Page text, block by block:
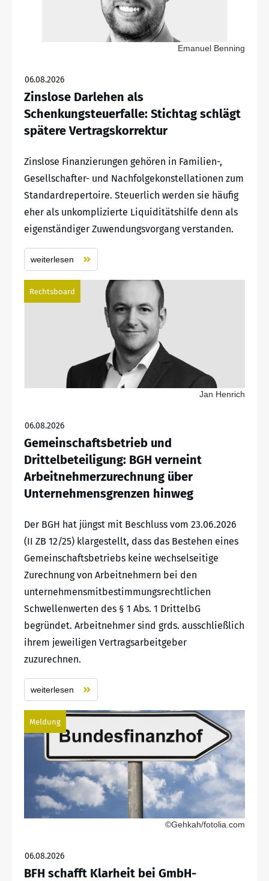
Emanuel Benning
06.08.2026
Zinslose Darlehen als
Schenkungsteuerfalle: Stichtag schlägt
spätere Vertragskorrektur
Zinslose Finanzierungen gehören in Familien-,
Gesellschafter- und Nachfolgekonstellationen zum
Standardrepertoire. Steuerlich werden sie häufig
eher als unkomplizierte Liquiditätshilfe denn als
eigenständiger Zuwendungsvorgang verstanden.
weiterlesen
Rechtsboard
Jan Henrich
06.08.2026
Gemeinschaftsbetrieb und
Drittelbeteiligung: BGH verneint
Arbeitnehmerzurechnung über
Unternehmensgrenzen hinweg
Der BGH hat jüngst mit Beschluss vom 23.06.2026
(II ZB 12/25) klargestellt, dass das Bestehen eines
Gemeinschaftsbetriebs keine wechselseitige
Zurechnung von Arbeitnehmern bei den
unternehmensmitbestimmungsrechtlichen
Schwellenwerten des § 1 Abs. 1 DrittelbG
begründet. Arbeitnehmer sind grds. ausschließlich
ihrem jeweiligen Vertragsarbeitgeber
zuzurechnen.
weiterlesen
Meldung
©Gehkah/fotolia.com
06.08.2026
BFH schafft Klarheit bei GmbH-